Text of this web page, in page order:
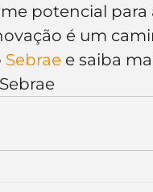
potencial
é um
Sebrae e saiba